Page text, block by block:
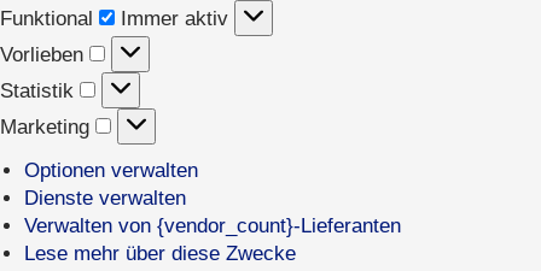
Funktional Funktional
Immer aktiv
Vorlieben
Vorlieben
Statistik
Statistik
Marketing
Marketing
Optionen verwalten
Dienste verwalten
Verwalten von {vendor_count}-Lieferanten
Lese mehr über diese Zwecke